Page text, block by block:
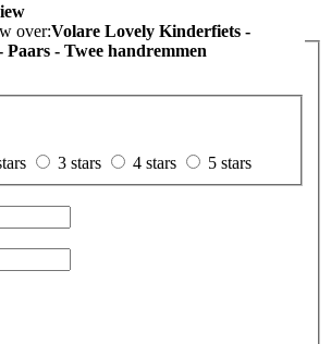
over:Volare Lovely Kinderfiets -
Paars - Twee handremmen
3 stars 4 stars
5 stars